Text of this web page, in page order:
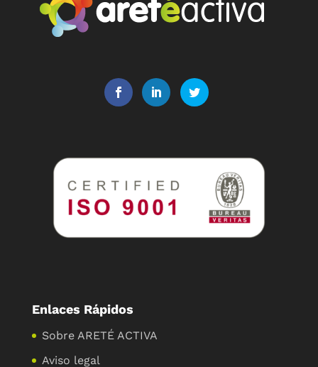
Enlaces Rápidos
Sobre ARETÉ ACTIVA
Aviso legal